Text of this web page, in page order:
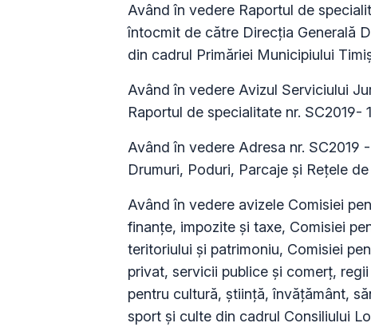
Având în vedere Raportul de
întocmit de către Direcţia Generală
din cadrul Primăriei Municipiului
Având în vedere Avizul Serviciului
Raportul de specialitate nr. SC2019-
Având în vedere Adresa nr. SC2019
Drumuri, Poduri, Parcaje și Rețele
Având în vedere avizele Comisiei
finanţe, impozite şi taxe, Comisiei
teritoriului şi patrimoniu, Comisiei
privat, servicii publice şi comerţ,
pentru cultură, ştiinţă, învăţământ,
sport şi culte din cadrul Consiliului